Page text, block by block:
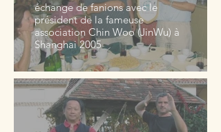
échange de fanions avec le
président de la fameuse
association Chin Woo (JinWu) à
Shanghai 2005